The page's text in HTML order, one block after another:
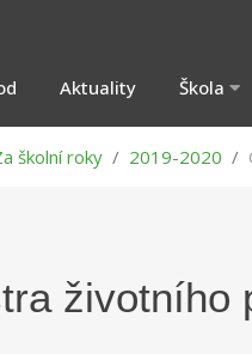
Aktuality Škola
školní roky 2019-2020
životního